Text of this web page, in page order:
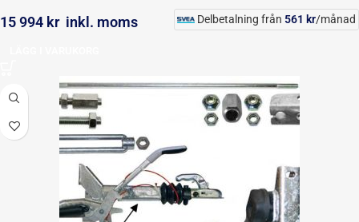
15 994 kr inkl. moms Delbetalning från 561 kr/månad